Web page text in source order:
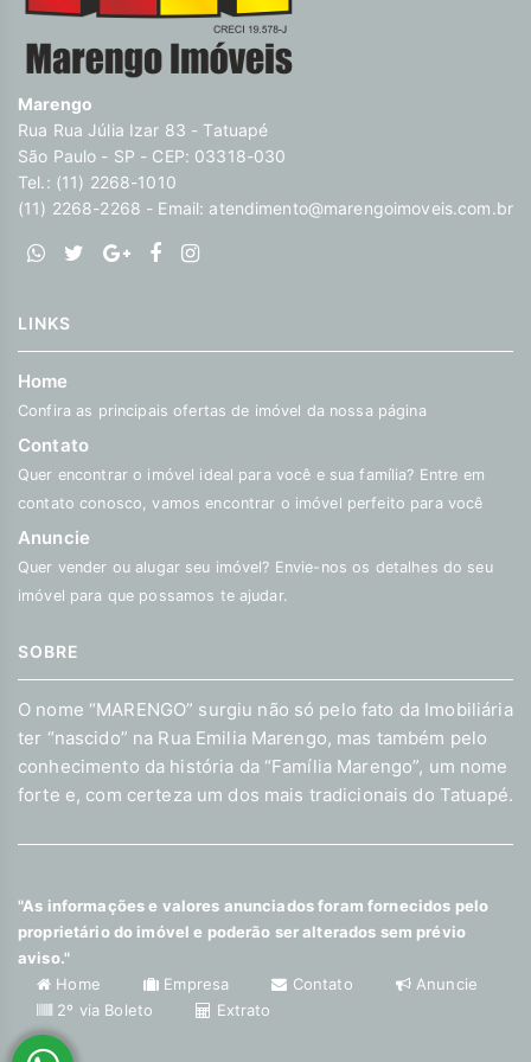
Marengo
Rua Rua Júlia Izar 83 - Tatuapé
São Paulo - SP - CEP: 03318-030
Tel.: (11) 2268-1010
(11) 2268-2268 - Email: atendimento@marengoimoveis.com.br
LINKS
Home
Confira as principais ofertas de imóvel da nossa página
Contato
Quer encontrar o imóvel ideal para você e sua família? Entre em
contato conosco, vamos encontrar o imóvel perfeito para você
Anuncie
Quer vender ou alugar seu imóvel? Envie-nos os detalhes do seu
imóvel para que possamos te ajudar.
SOBRE
O nome “MARENGO” surgiu não só pelo fato da Imobiliária
ter “nascido” na Rua Emilia Marengo, mas também pelo
conhecimento da história da “Família Marengo”, um nome
forte e, com certeza um dos mais tradicionais do Tatuapé.
"As informações e valores anunciados foram fornecidos pelo
proprietário do imóvel e poderão ser alterados sem prévio
aviso."
Home
Empresa Contato
Anuncie
2º via Boleto
Extrato